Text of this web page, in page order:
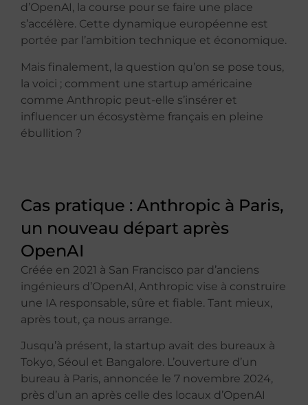
d’OpenAI, la course pour se faire une place
s’accélère. Cette dynamique européenne est
portée par l’ambition technique et économique.
Mais finalement, la question qu’on se pose tous,
la voici ; comment une startup américaine
comme Anthropic peut-elle s’insérer et
influencer un écosystème français en pleine
ébullition ?
Cas pratique : Anthropic à Paris,
un nouveau départ après
OpenAI
Créée en 2021 à San Francisco par d’anciens
ingénieurs d’OpenAI, Anthropic vise à construire
une IA responsable, sûre et fiable. Tant mieux,
après tout, ça nous arrange.
Jusqu’à présent, la startup avait des bureaux à
Tokyo, Séoul et Bangalore. L’ouverture d’un
bureau à Paris, annoncée le 7 novembre 2024,
près d’un an après celle des locaux d’OpenAI